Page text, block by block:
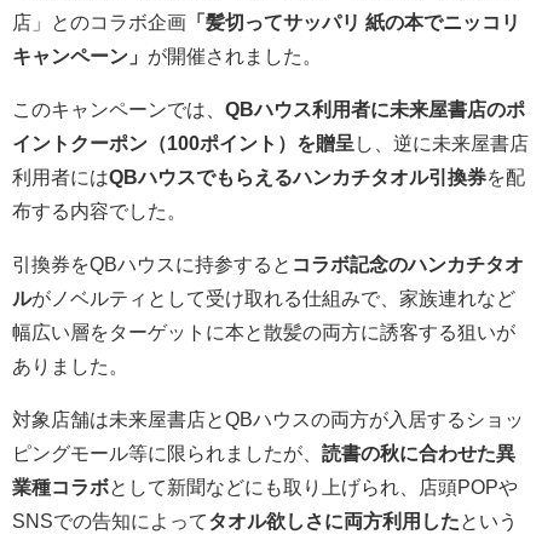
店」とのコラボ企画 「髪切ってサッパリ 紙の本でニッコリ
キャンペーン」 が開催されました。
このキャンペーンでは、 QBハウス利用者に未来屋書店のポ
イントクーポン（100ポイント）を贈呈 し、逆に未来屋書店
利用者にはQBハウスでもらえるハンカチタオル引換券を配
布する内容でした。
引換券をQBハウスに持参すると コラボ記念のハンカチタオ
ルがノベルティとして受け取れる仕組みで、家族連れなど
幅広い層をターゲットに本と散髪の両方に誘客する狙いが
ありました。
対象店舗は未来屋書店とQBハウスの両方が入居するショッ
ピングモール等に限られましたが、 読書の秋に合わせた異
業種コラボとして新聞などにも取り上げられ、店頭POPや
SNSでの告知によってタオル欲しさに両方利用した という